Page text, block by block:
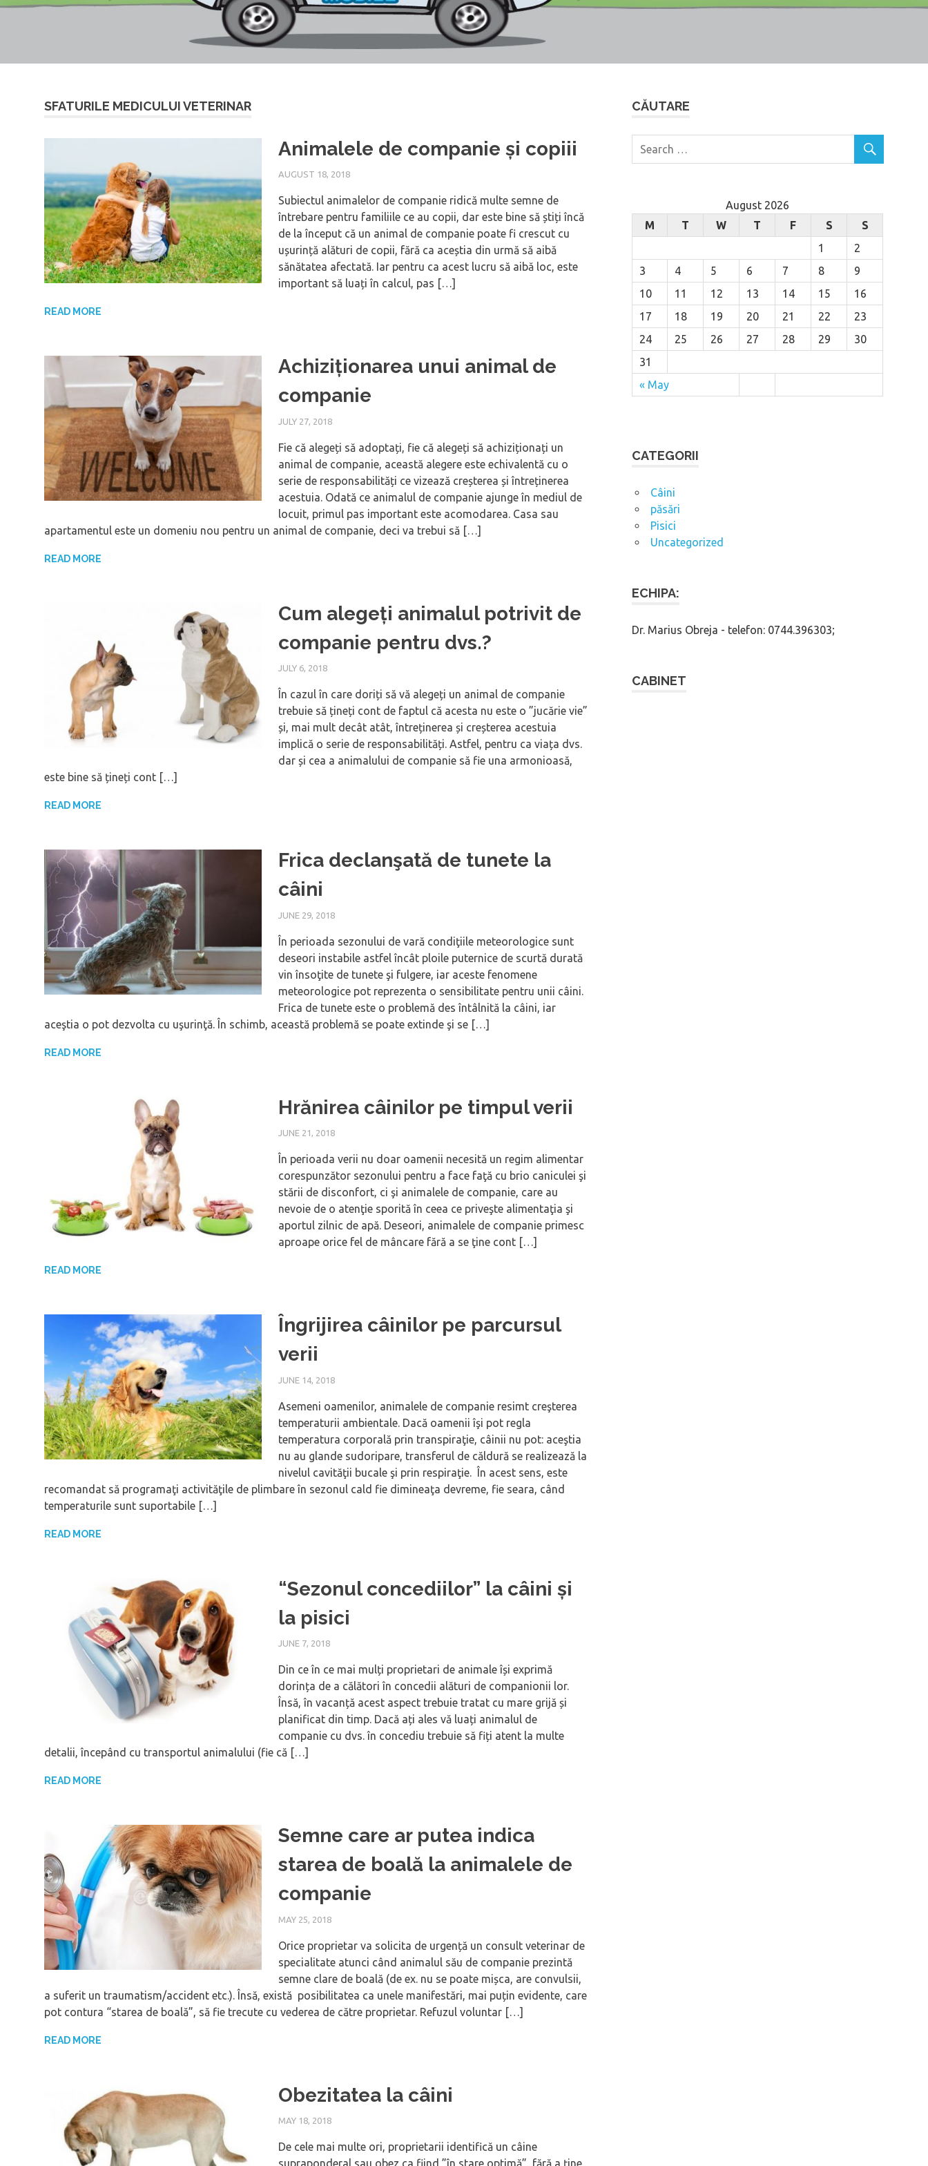
SFATURILE MEDICULUI VETERINAR
Animalele de companie și copiii
AUGUST 18, 2018
Subiectul animalelor de companie ridică multe semne de
întrebare pentru familiile ce au copii, dar este bine să știți încă
de la început că un animal de companie poate fi crescut cu
ușurință alături de copii, fără ca aceștia din urmă să aibă
sănătatea afectată. Iar pentru ca acest lucru să aibă loc, este
important să luați în calcul, pas […]
READ MORE
Achiziționarea unui animal de
companie
JULY 27, 2018
Fie că alegeți să adoptați, fie că alegeți să achiziționați un
animal de companie, această alegere este echivalentă cu o
serie de responsabilități ce vizează creșterea și întreținerea
acestuia. Odată ce animalul de companie ajunge în mediul de
locuit, primul pas important este acomodarea. Casa sau
apartamentul este un domeniu nou pentru un animal de companie, deci va trebui să […]
READ MORE
Cum alegeți animalul potrivit de
companie pentru dvs.?
JULY 6, 2018
În cazul în care doriți să vă alegeți un animal de companie
trebuie să țineți cont de faptul că acesta nu este o ”jucărie vie”
și, mai mult decât atât, întreținerea și creșterea acestuia
implică o serie de responsabilități. Astfel, pentru ca viața dvs.
dar și cea a animalului de companie să fie una armonioasă,
este bine să țineți cont […]
READ MORE
Frica declanşată de tunete la
câini
JUNE 29, 2018
În perioada sezonului de vară condiţiile meteorologice sunt
deseori instabile astfel încât ploile puternice de scurtă durată
vin însoţite de tunete şi fulgere, iar aceste fenomene
meteorologice pot reprezenta o sensibilitate pentru unii câini.
Frica de tunete este o problemă des întâlnită la câini, iar
aceştia o pot dezvolta cu uşurinţă. În schimb, această problemă se poate extinde şi se […]
READ MORE
Hrănirea câinilor pe timpul verii
JUNE 21, 2018
În perioada verii nu doar oamenii necesită un regim alimentar
corespunzător sezonului pentru a face faţă cu brio caniculei şi
stării de disconfort, ci şi animalele de companie, care au
nevoie de o atenţie sporită în ceea ce priveşte alimentaţia şi
aportul zilnic de apă. Deseori, animalele de companie primesc
aproape orice fel de mâncare fără a se ţine cont […]
READ MORE
Îngrijirea câinilor pe parcursul
verii
JUNE 14, 2018
Asemeni oamenilor, animalele de companie resimt creşterea
temperaturii ambientale. Dacă oamenii îşi pot regla
temperatura corporală prin transpiraţie, câinii nu pot: aceştia
nu au glande sudoripare, transferul de căldură se realizează la
nivelul cavităţii bucale şi prin respiraţie. În acest sens, este
recomandat să programaţi activităţile de plimbare în sezonul cald fie dimineaţa devreme, fie seara, când
temperaturile sunt suportabile […]
READ MORE
“Sezonul concediilor” la câini și
la pisici
JUNE 7, 2018
Din ce în ce mai mulți proprietari de animale își exprimă
dorința de a călători în concedii alături de companionii lor.
Însă, în vacanță acest aspect trebuie tratat cu mare grijă și
planificat din timp. Dacă ați ales vă luați animalul de
companie cu dvs. în concediu trebuie să fiți atent la multe
detalii, începând cu transportul animalului (fie că […]
READ MORE
Semne care ar putea indica
starea de boală la animalele de
companie
MAY 25, 2018
Orice proprietar va solicita de urgență un consult veterinar de
specialitate atunci când animalul său de companie prezintă
semne clare de boală (de ex. nu se poate mișca, are convulsii,
a suferit un traumatism/accident etc.). Însă, există posibilitatea ca unele manifestări, mai puțin evidente, care
pot contura “starea de boală”, să fie trecute cu vederea de către proprietar. Refuzul voluntar […]
READ MORE
Obezitatea la câini
MAY 18, 2018
De cele mai multe ori, proprietarii identifică un câine
supraponderal sau obez ca fiind ”în stare optimă”, fără a ține
CĂUTARE
August 2026
M
T W T F S S
« May
1
2
3
4 5 6 7 8
9
10
11 12 13 14 15
16
17
18 19 20 21 22
23
24
25 26 27 28 29
30
31
CATEGORII
Câini
păsări
Pisici
Uncategorized
ECHIPA:
Dr. Marius Obreja - telefon: 0744.396303;
CABINET